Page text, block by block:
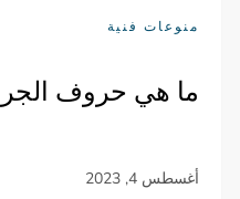
منوعات فنية
ما هي حروف الجر